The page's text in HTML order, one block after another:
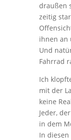
draußen
zeitig
ihnen an
Und
Fahrrad
Ich
mit der
keine
Jeder,
in dem
In